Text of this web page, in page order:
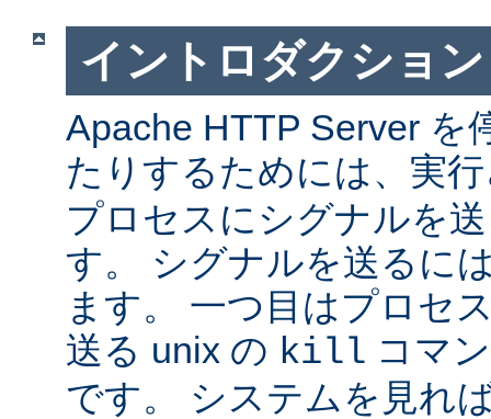
イントロダクション
Apache HTTP Server を
たりするためには、実
プロセスにシグナルを
す。 シグナルを送るに
ます。 一つ目はプロセ
送る unix の kill コマ
です。 システムを見れ